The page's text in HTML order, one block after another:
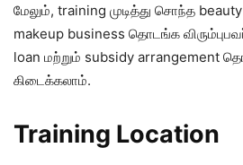
மேலும், training முடித்து சொந்த
makeup business தொடங்க
loan மற்றும் subsidy arrangement
கிடைக்கலாம்.
Training Location